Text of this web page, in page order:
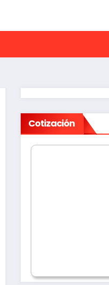
Cotización